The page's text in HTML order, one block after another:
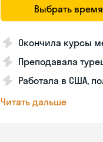
Выбрать время
Окончила курсы
Преподавала
Работала в США,
Читать дальше